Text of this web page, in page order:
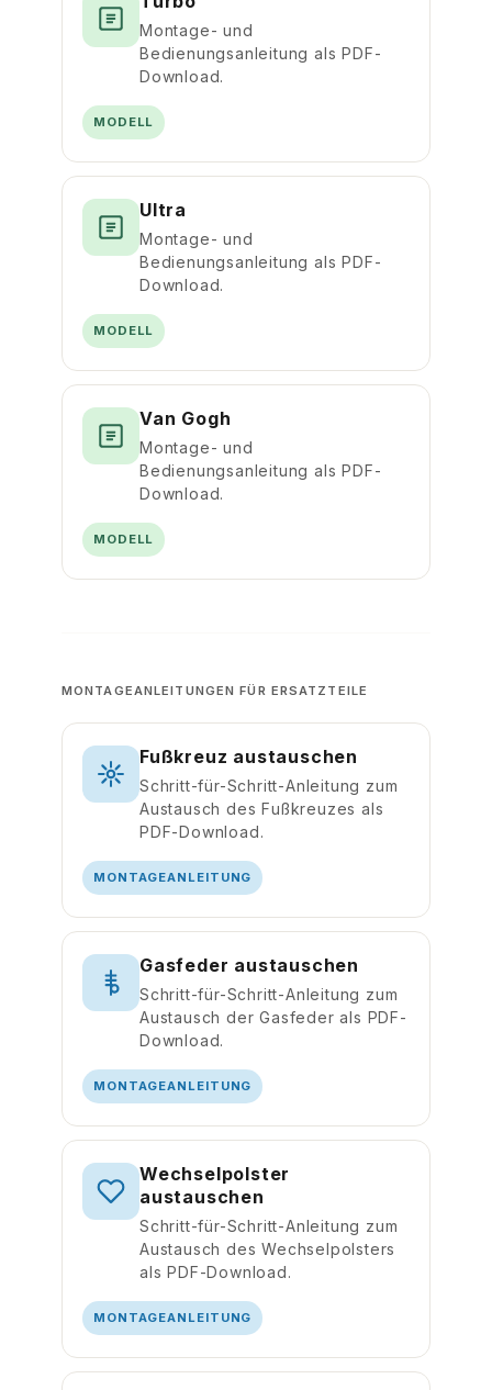
Montage- und
Bedienungsanleitung als PDF-
Download.
MODELL
Ultra
Montage- und
Bedienungsanleitung als PDF-
Download.
MODELL
Van Gogh
Montage- und
Bedienungsanleitung als PDF-
Download.
MODELL
MONTAGEANLEITUNGEN FÜR ERSATZTEILE
Fußkreuz austauschen
Schritt-für-Schritt-Anleitung zum
Austausch des Fußkreuzes als
PDF-Download.
MONTAGEANLEITUNG
Gasfeder austauschen
Schritt-für-Schritt-Anleitung zum
Austausch der Gasfeder als PDF-
Download.
MONTAGEANLEITUNG
Wechselpolster
austauschen
Schritt-für-Schritt-Anleitung zum
Austausch des Wechselpolsters
als PDF-Download.
MONTAGEANLEITUNG